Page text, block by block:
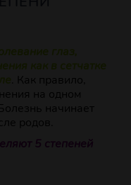
глаз,
как в сетчатке
. Как правило,
на одном
начинает
родов.
5 степеней